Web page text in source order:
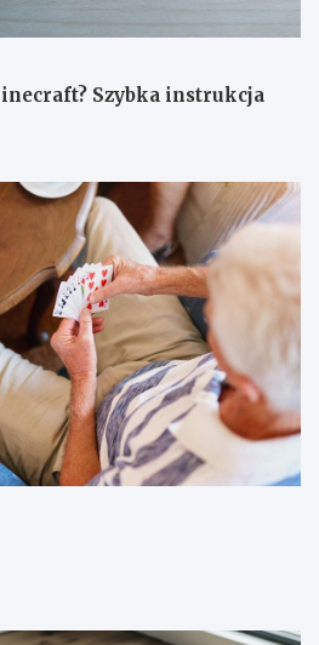
Szybka instrukcja